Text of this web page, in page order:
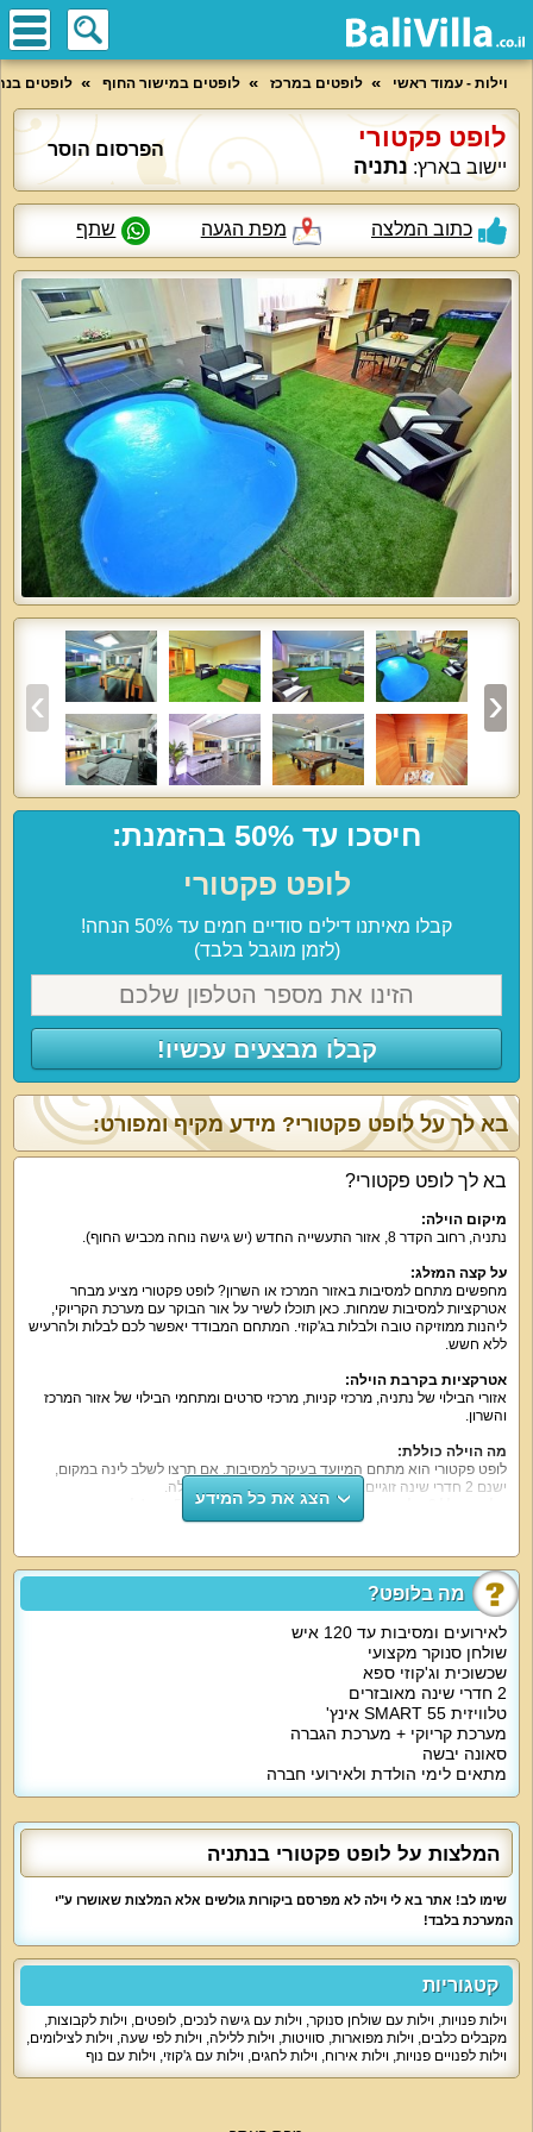
וילות - עמוד ראשי לופטים במרכז לופטים במישור החוף לופטים
לופט פקטורי
יישוב בארץ: נתניה
הפרסום הוסר
כתוב המלצה מפת הגעה שתף
חיסכו עד 50% בהזמנת:
לופט פקטורי
קבלו מאיתנו דילים סודיים חמים עד 50% הנחה!
(לזמן מוגבל בלבד)
קבלו מבצעים עכשיו!
מה בלופט?
לאירועים ומסיבות עד 120 איש
שולחן סנוקר מקצועי
שכשוכית וג'קוזי ספא
2 חדרי שינה מאובזרים
טלוויזית SMART 55 אינץ'
מערכת קריוקי + מערכת הגברה
סאונה יבשה
מתאים לימי הולדת ולאירועי חברה
בא לך על לופט פקטורי? מידע מקיף ומפורט:
בא לך לופט פקטורי?
מיקום הוילה:
נתניה, רחוב הקדר 8, אזור התעשייה החדש (יש גישה נוחה מכביש החוף).
על קצה המזלג:
מחפשים מתחם למסיבות באזור המרכז או השרון? לופט פקטורי מציע מבחר
אטרקציות למסיבות שמחות. כאן תוכלו לשיר על אור הבוקר עם מערכת הקריוקי,
ליהנות ממוזיקה טובה ולבלות בג'קוזי. המתחם המבודד יאפשר לכם לבלות ולהרעיש
ללא חשש.
אטרקציות בקרבת הוילה:
אזורי הבילוי של נתניה, מרכזי קניות, מרכזי סרטים ומתחמי הבילוי של אזור המרכז
והשרון.
מה הוילה כוללת:
לופט פקטורי הוא מתחם המיועד בעיקר למסיבות. אם תרצו לשלב לינה במקום,
ישנם 2 חדרי שינה זוגיים. בכל אחד מהם מיטה זוגית גדולה.
השני כולל ערכת קריוקי, מקרן עם מסך ענק, סוני פלייסטיישן ומערכת הגברה. שולחן
המושלמת.
אטרקציות מיוחדות בוילה:
הפינה הרטובה של לופט פקטורי משלבת ג'קוזי גדול שמתאים לקבוצה, אמבט
שכשוכית עגול וסאונה חמה. מקלחונים מוצבים לצד המתחם לשימוש האורחים.
בעבור מסיבות רווקים/רווקות, ימי הולדת ושאר אירועים משמחים.
מיוחד למסיבות/אירועים:
מתחם 400 מ"ר המיועד למסיבות ואירועים. אם אתם מחפשים את המקום המושלם
למסיבה שלכם, לופט פקטורי הוא התשובה. המתחם נהדר למסיבות בכל חודשי
השנה. גם כאשר מזג האוויר סוער או חם מאוד, הלופט ממוזג ומלא באטרקציות.
בעלי הוילה מציעים אפשרות להזמין שירותי צילום, גריל מן, קייטרינג או אלכוהול.
מסיבות ואירועים עד 120 איש. קבוצות צעירות, מסיבות לעובדים, מסיבות רווקים או
רווקות, ימי הולדת ועוד.
הצג את כל המידע
המלצות על לופט פקטורי בנתניה
שימו לב! אתר בא לי וילה לא מפרסם ביקורות גולשים אלא המלצות שאושרו ע"י
המערכת בלבד!
קטגוריות
וילות פנויות, וילות עם שולחן סנוקר, וילות עם גישה לנכים, לופטים, וילות לקבוצות,
מקבלים כלבים, וילות מפוארות, סוויטות, וילות ללילה, וילות לפי שעה, וילות לצילומים,
וילות לפנויים פנויות, וילות אירוח, וילות לחגים, וילות עם ג'קוזי, וילות עם נוף